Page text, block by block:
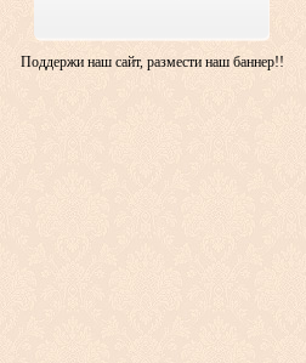
Поддержи наш сайт, размести наш баннер!!